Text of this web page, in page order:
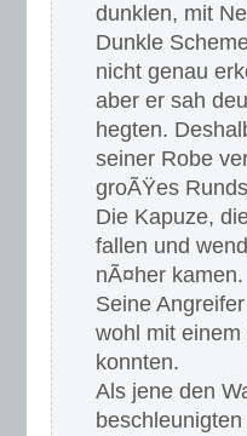
dunklen, mit
Dunkle
nicht genau
aber er sah
hegten.
seiner Robe
groÃŸes
Die Kapuze,
fallen und
nÃ¤her kamen.
Seine
wohl mit
konnten.
Als jene den